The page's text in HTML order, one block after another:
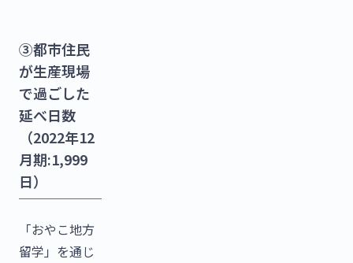
③都市住民
が生産現場
で過ごした
延べ日数
（2022年12
月期:1,999
日）
「おやこ地方
留学」を通じ